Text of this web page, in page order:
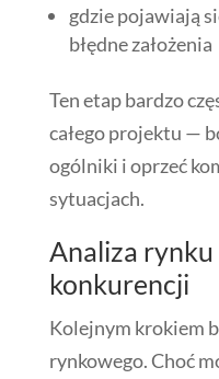
gdzie pojawiają
błędne założenia
Ten etap bardzo
całego projektu —
ogólniki i oprzeć
sytuacjach.
Analiza
konkurencji
Kolejnym krokiem
rynkowego. Choć